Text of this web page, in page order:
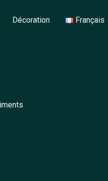
Décoration Français